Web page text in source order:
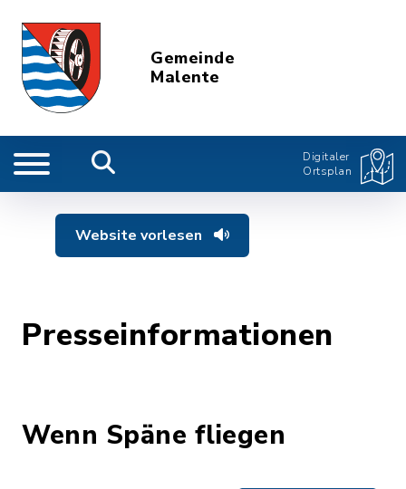
Gemeinde
Malente
Digitaler
Ortsplan
Website vorlesen
Presseinformationen
Wenn Späne fliegen